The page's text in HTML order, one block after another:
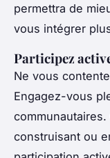
permettra de
vous intégrer
Participez
Ne vous
Engagez-vous
construisant ou